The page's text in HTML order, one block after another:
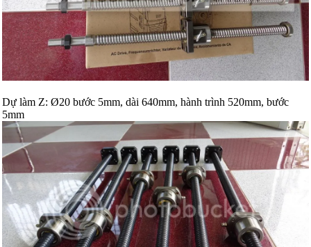
Dự làm Z: Ø20 bước 5mm, dài 640mm, hành trình 520mm, bước
5mm